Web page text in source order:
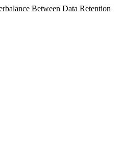
Between Data Retention